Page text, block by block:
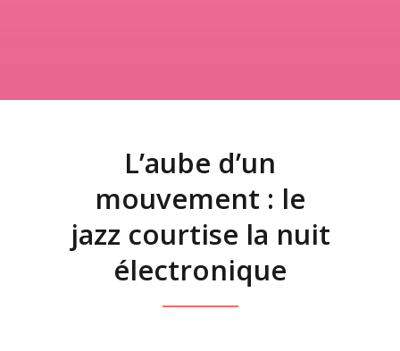
L’aube d’un
mouvement : le
jazz courtise la nuit
électronique